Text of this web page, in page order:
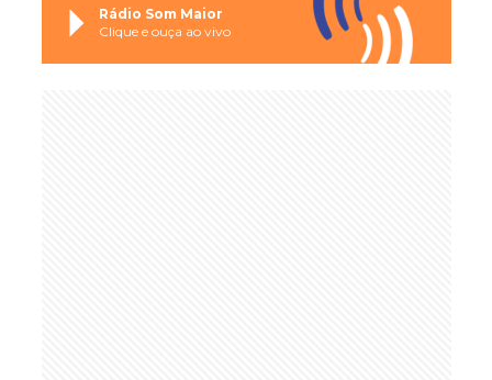
Rádio Som Maior
Clique e ouça ao vivo